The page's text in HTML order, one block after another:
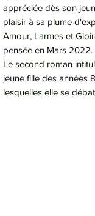
appréciée dès son
plaisir à sa plume
Amour, Larmes et
pensée en Mars 2022.
Le second roman
jeune fille des années
lesquelles elle se